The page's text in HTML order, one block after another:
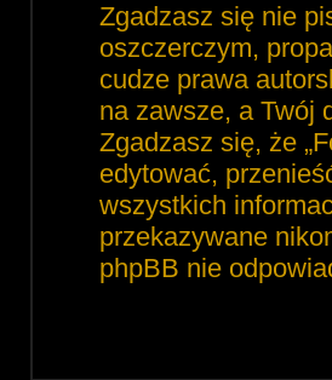
Zgadzasz się nie
oszczerczym,
cudze prawa
na zawsze, a Twój
Zgadzasz się, że
edytować,
wszystkich
przekazywane
phpBB nie